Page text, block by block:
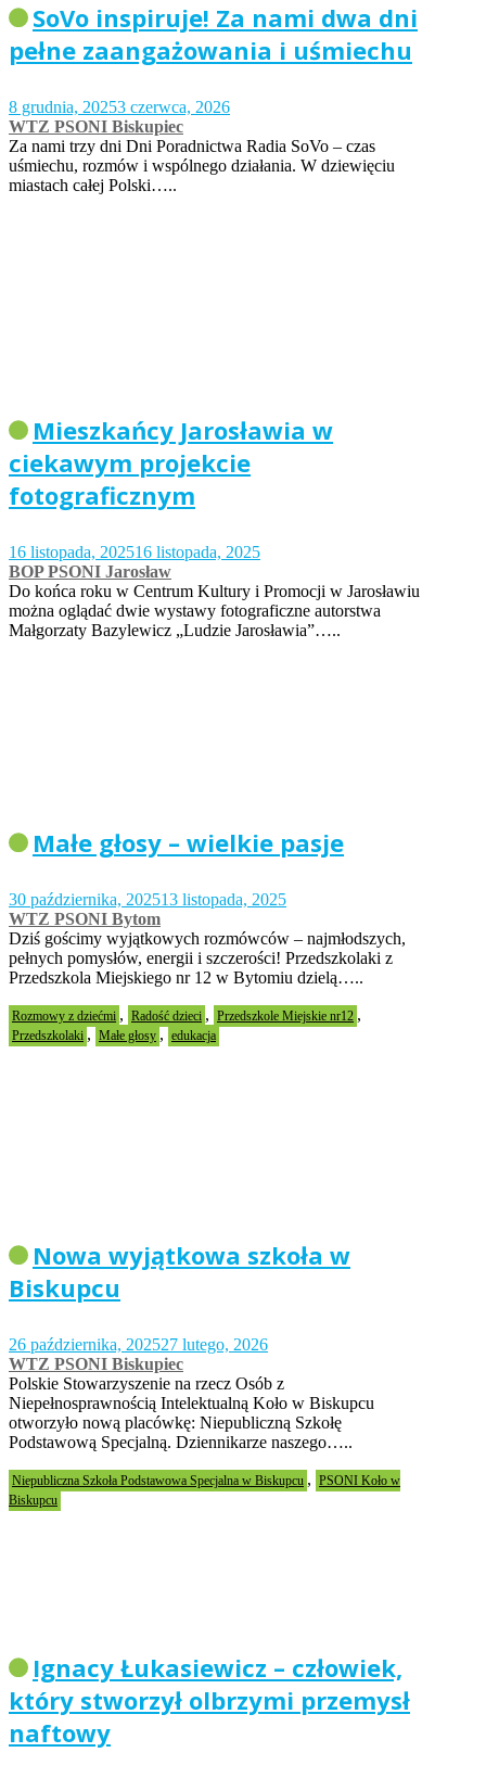
SoVo inspiruje! Za nami dwa dni
pełne zaangażowania i uśmiechu
8 grudnia, 20253 czerwca, 2026
WTZ PSONI Biskupiec
Za nami trzy dni Dni Poradnictwa Radia SoVo – czas
uśmiechu, rozmów i wspólnego działania. W dziewięciu
miastach całej Polski…..
Mieszkańcy Jarosławia w
ciekawym projekcie
fotograficznym
16 listopada, 202516 listopada, 2025
BOP PSONI Jarosław
Do końca roku w Centrum Kultury i Promocji w Jarosławiu
można oglądać dwie wystawy fotograficzne autorstwa
Małgorzaty Bazylewicz „Ludzie Jarosławia”…..
Małe głosy – wielkie pasje
30 października, 202513 listopada, 2025
WTZ PSONI Bytom
Dziś gościmy wyjątkowych rozmówców – najmłodszych,
pełnych pomysłów, energii i szczerości! Przedszkolaki z
Przedszkola Miejskiego nr 12 w Bytomiu dzielą…..
Rozmowy z dziećmi , Radość dzieci , Przedszkole Miejskie nr12 ,
Przedszkolaki , Małe głosy , edukacja
Nowa wyjątkowa szkoła w
Biskupcu
26 października, 202527 lutego, 2026
WTZ PSONI Biskupiec
Polskie Stowarzyszenie na rzecz Osób z
Niepełnosprawnością Intelektualną Koło w Biskupcu
otworzyło nową placówkę: Niepubliczną Szkołę
Podstawową Specjalną. Dziennikarze naszego…..
Niepubliczna Szkoła Podstawowa Specjalna w Biskupcu , PSONI Koło w
Biskupcu
Ignacy Łukasiewicz – człowiek,
który stworzył olbrzymi przemysł
naftowy